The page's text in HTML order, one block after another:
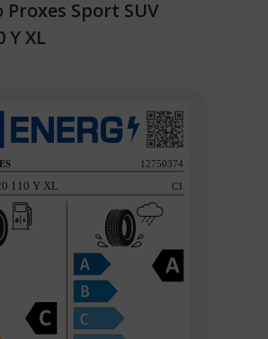
Sport SUV
Y XL